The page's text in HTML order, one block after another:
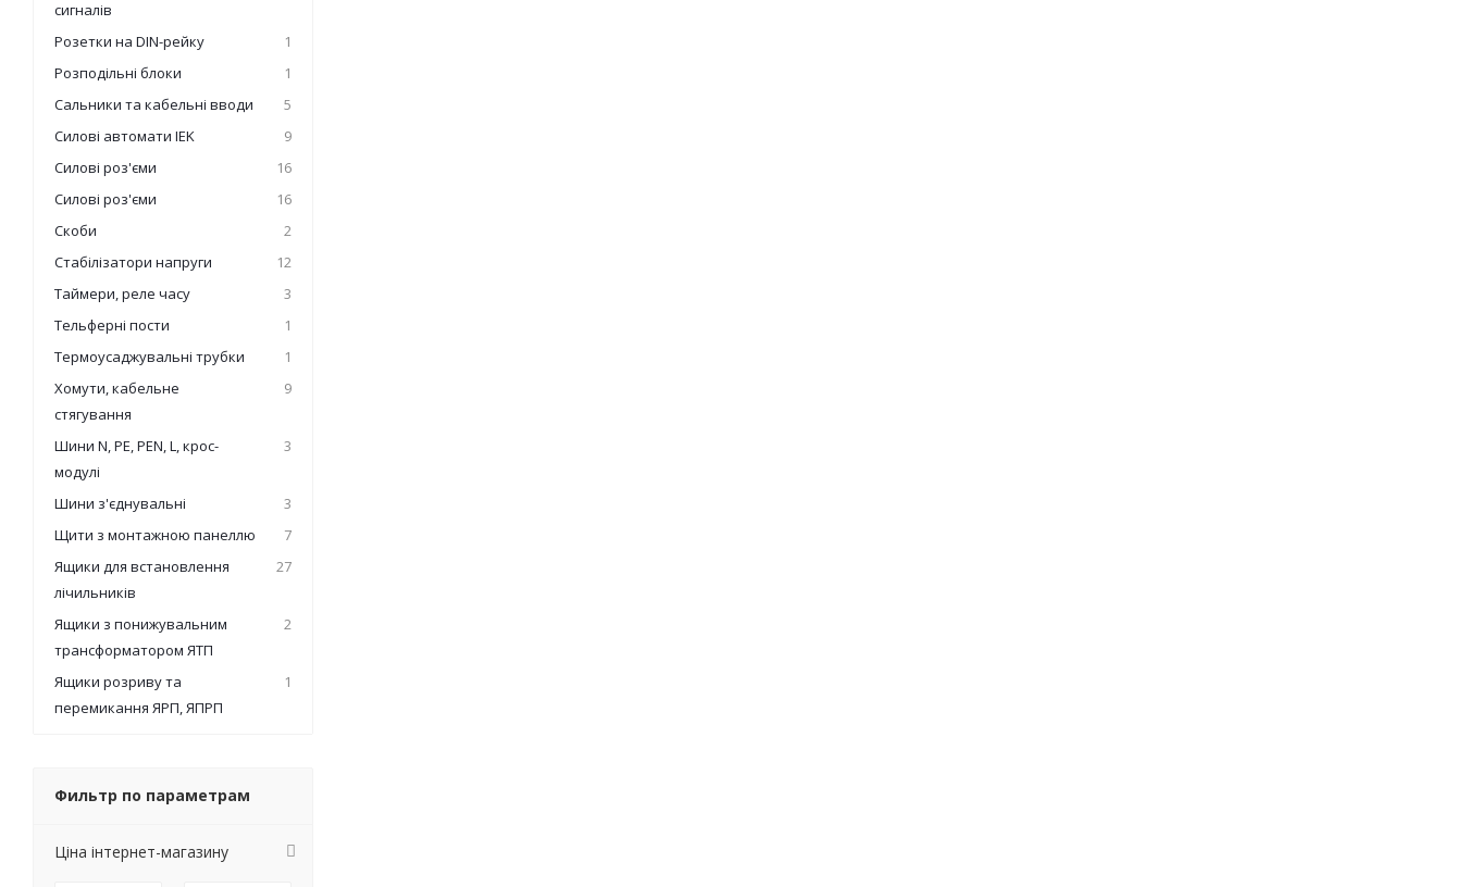
сигналів
Розетки на DIN-рейку
1
Розподільні блоки
1
Сальники та кабельні вводи
5
Силові автомати IEK
9
Силові роз'єми
16
Силові роз'єми
16
Скоби
2
Стабілізатори напруги
12
Таймери, реле часу
3
Тельферні пости
1
Термоусаджувальні трубки
1
Хомути, кабельне
стягування
9
Шини N, PE, PEN, L, крос-
модулі
3
Шини з'єднувальні
3
Щити з монтажною панеллю
7
Ящики для встановлення
лічильників
27
Ящики з понижувальним
трансформатором ЯТП
2
Ящики розриву та
перемикання ЯРП, ЯПРП
1
Фильтр по параметрам
Ціна інтернет-магазину